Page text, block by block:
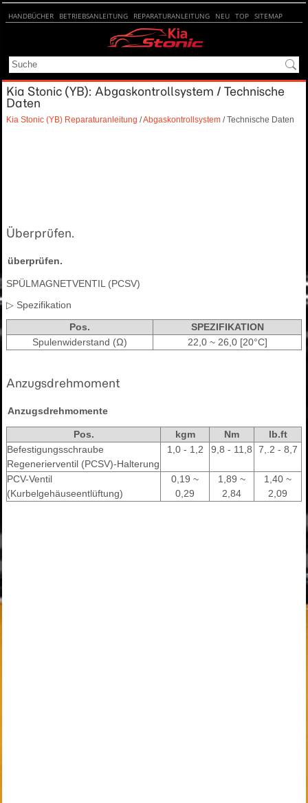
HANDBÜCHER BETRIEBSANLEITUNG REPARATURANLEITUNG NEU TOP SITEMAP
Kia Stonic (YB): Abgaskontrollsystem / Technische
Daten
Kia Stonic (YB) Reparaturanleitung /Abgaskontrollsystem / Technische Daten
Überprüfen.
überprüfen.
SPÜLMAGNETVENTIL (PCSV)
▷ Spezifikation
Pos.
SPEZIFIKATION
Spulenwiderstand (Ω)
22,0 ~ 26,0 [20°C]
Anzugsdrehmoment
Anzugsdrehmomente
Pos. kgm Nm
lb.ft
Befestigungsschraube
Regenerierventil (PCSV)-Halterung
1,0 - 1,2 9,8 - 11,8 7,.2 - 8,7
PCV-Ventil
(Kurbelgehäuseentlüftung)
0,19 ~
0,29
1,89 ~
2,84
1,40 ~
2,09